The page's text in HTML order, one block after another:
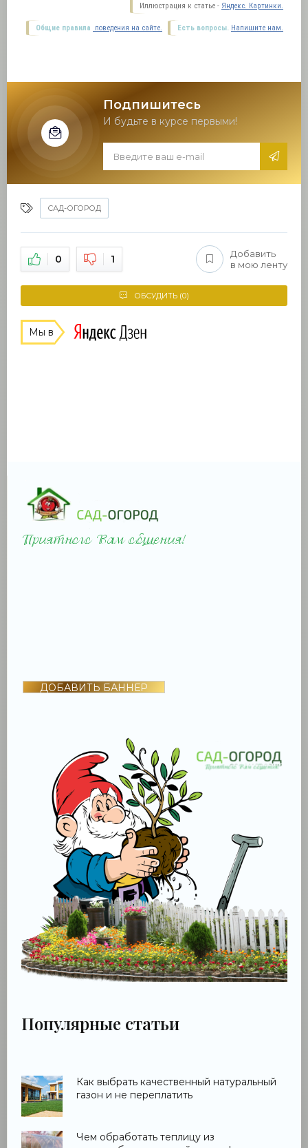
Иллюстрация к статье - Яндекс. Картинки.
Есть вопросы. Напишите нам.
Общие правила поведения на сайте.
Подпишитесь
И будьте в курсе первыми!
САД-ОГОРОД
0 1
Добавить
в мою ленту
ОБСУДИТЬ (0)
Мы в
ДОБАВИТЬ БАННЕР
Популярные статьи
Как выбрать качественный натуральный
газон и не переплатить
Чем обработать теплицу из